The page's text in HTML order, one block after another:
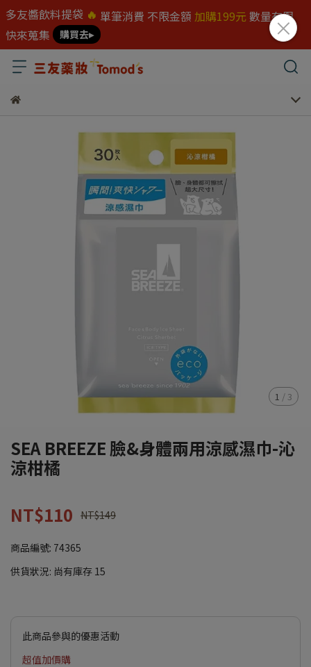
多友醬飲料提袋 🔥 單筆消費 不限金額 加購199元 數量有限
快來蒐集
購買去▸
1 / 3
SEA BREEZE 臉&身體兩用涼感濕巾-沁
涼柑橘
NT$110 NT$149
商品編號: 74365
供貨狀況: 尚有庫存 15
此商品參與的優惠活動
超值加價購